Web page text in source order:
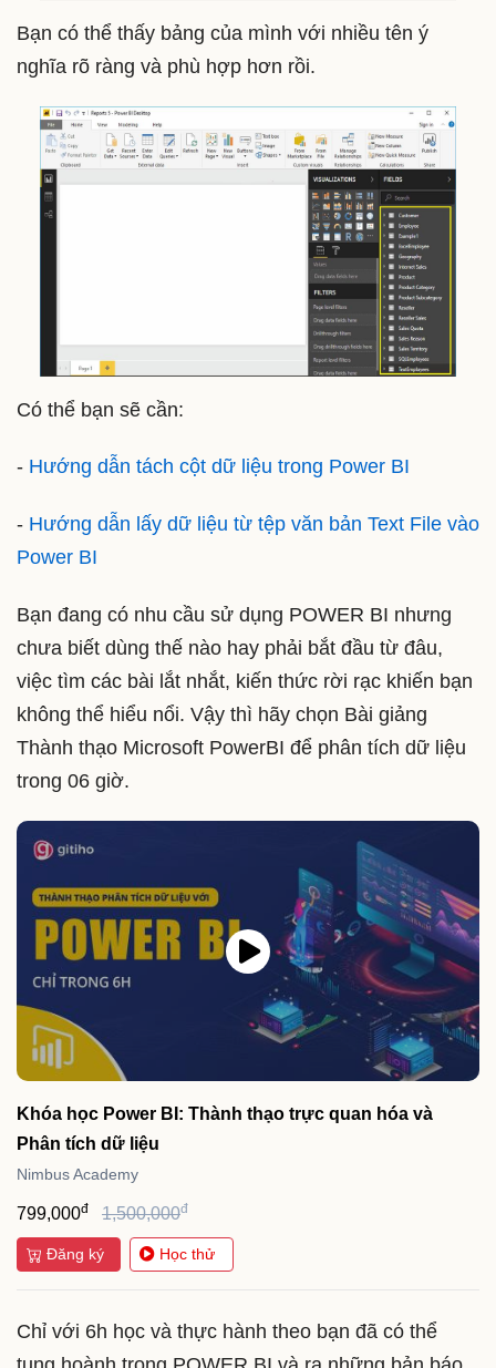
Bạn có thể thấy bảng của mình với nhiều tên ý
nghĩa rõ ràng và phù hợp hơn rồi.
Có thể bạn sẽ cần:
- Hướng dẫn tách cột dữ liệu trong Power BI
- Hướng dẫn lấy dữ liệu từ tệp văn bản Text File vào
Power BI
Bạn đang có nhu cầu sử dụng POWER BI nhưng
chưa biết dùng thế nào hay phải bắt đầu từ đâu,
việc tìm các bài lắt nhắt, kiến thức rời rạc khiến bạn
không thể hiểu nổi. Vậy thì hãy chọn Bài giảng
Thành thạo Microsoft PowerBI để phân tích dữ liệu
trong 06 giờ.
Khóa học Power BI: Thành thạo trực quan hóa và
Phân tích dữ liệu
Nimbus Academy
799,000đ 1,500,000đ
Đăng ký Học thử
Chỉ với 6h học và thực hành theo bạn đã có thể